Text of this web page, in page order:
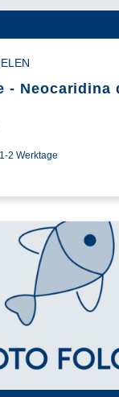
- Neocaridina
2 Werktage